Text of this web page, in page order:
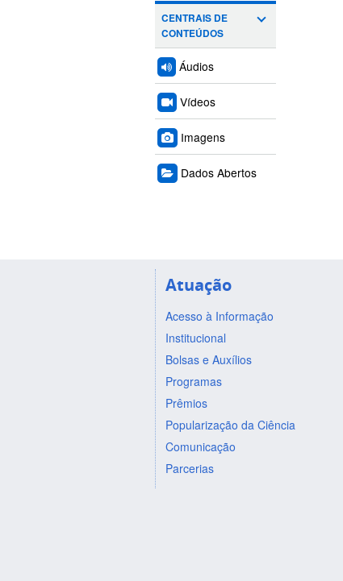
CENTRAIS DE
CONTEÚDOS
Áudios
Vídeos
Imagens
Dados Abertos
Atuação
Acesso à Informação
Institucional
Bolsas e Auxílios
Programas
Prêmios
Popularização da Ciência
Comunicação
Parcerias